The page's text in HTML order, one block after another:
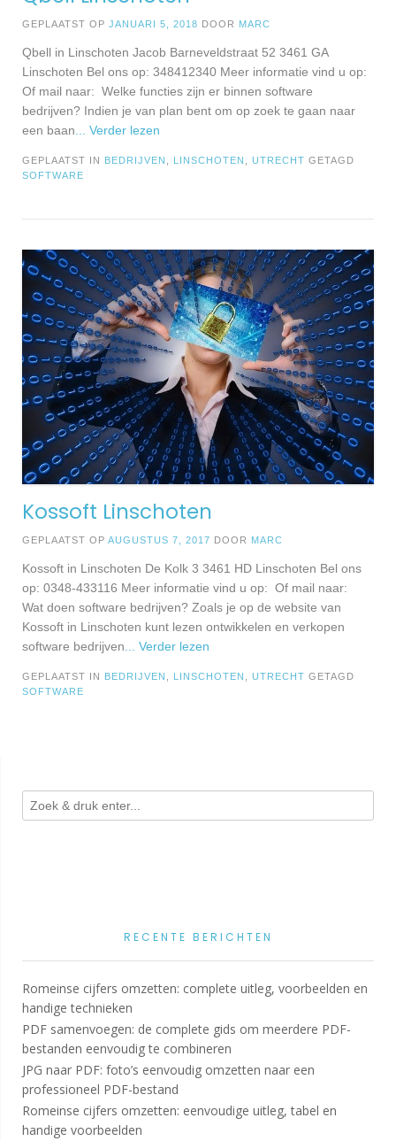
GEPLAATST OP JANUARI 5, 2018 DOOR MARC
Qbell in Linschoten Jacob Barneveldstraat 52 3461 GA
Linschoten Bel ons op: 348412340 Meer informatie vind u op:
Of mail naar: Welke functies zijn er binnen software
bedrijven? Indien je van plan bent om op zoek te gaan naar
een baan ... Verder lezen
GEPLAATST IN BEDRIJVEN LINSCHOTEN UTRECHT GETAGD
SOFTWARE
Kossoft Linschoten
GEPLAATST OP AUGUSTUS 7, 2017 DOOR MARC
Kossoft in Linschoten De Kolk 3 3461 HD Linschoten Bel ons
op: 0348-433116 Meer informatie vind u op: Of mail naar:
Wat doen software bedrijven? Zoals je op de website van
Kossoft in Linschoten kunt lezen ontwikkelen en verkopen
software bedrijven ... Verder lezen
GEPLAATST IN BEDRIJVEN LINSCHOTEN UTRECHT GETAGD
SOFTWARE
RECENTE BERICHTEN
Romeinse cijfers omzetten: complete uitleg, voorbeelden en
handige technieken
PDF samenvoegen: de complete gids om meerdere PDF-
bestanden eenvoudig te combineren
JPG naar PDF: foto’s eenvoudig omzetten naar een
professioneel PDF-bestand
Romeinse cijfers omzetten: eenvoudige uitleg, tabel en
handige voorbeelden